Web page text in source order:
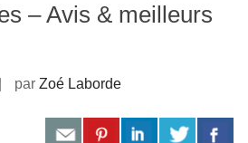
– Avis & meilleurs
par Zoé Laborde